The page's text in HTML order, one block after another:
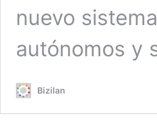
nuevo
autónomos y
Bizilan